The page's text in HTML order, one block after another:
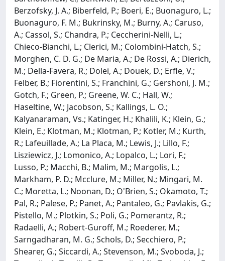
Berzofsky, J. A.; Biberfeld, P.; Boeri, E.; Buonaguro, L.;
Buonaguro, F. M.; Bukrinsky, M.; Burny, A.; Caruso,
A.; Cassol, S.; Chandra, P.; Ceccherini-Nelli, L.;
Chieco-Bianchi, L.; Clerici, M.; Colombini-Hatch, S.;
Morghen, C. D. G.; De Maria, A.; De Rossi, A.; Dierich,
M.; Della-Favera, R.; Dolei, A.; Douek, D.; Erfle, V.;
Felber, B.; Fiorentini, S.; Franchini, G.; Gershoni, J. M.;
Gotch, F.; Green, P.; Greene, W. C.; Hall, W.;
Haseltine, W.; Jacobson, S.; Kallings, L. O.;
Kalyanaraman, Vs.; Katinger, H.; Khalili, K.; Klein, G.;
Klein, E.; Klotman, M.; Klotman, P.; Kotler, M.; Kurth,
R.; Lafeuillade, A.; La Placa, M.; Lewis, J.; Lillo, F.;
Lisziewicz, J.; Lomonico, A.; Lopalco, L.; Lori, F.;
Lusso, P.; Macchi, B.; Malim, M.; Margolis, L.;
Markham, P. D.; Mcclure, M.; Miller, N.; Mingari, M.
C.; Moretta, L.; Noonan, D.; O'Brien, S.; Okamoto, T.;
Pal, R.; Palese, P.; Panet, A.; Pantaleo, G.; Pavlakis, G.;
Pistello, M.; Plotkin, S.; Poli, G.; Pomerantz, R.;
Radaelli, A.; Robert-Guroff, M.; Roederer, M.;
Sarngadharan, M. G.; Schols, D.; Secchiero, P.;
Shearer, G.; Siccardi, A.; Stevenson, M.; Svoboda, J.;